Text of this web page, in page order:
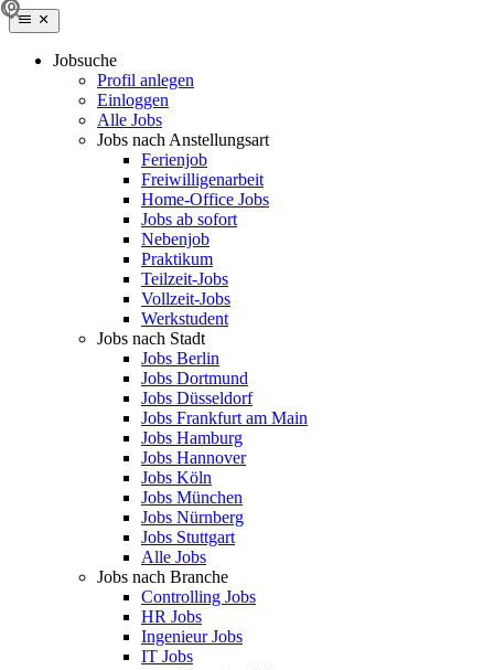
Jobsuche
Profil anlegen
Einloggen
Alle Jobs
Jobs nach Anstellungsart
Ferienjob
Freiwilligenarbeit
Home-Office Jobs
Jobs ab sofort
Nebenjob
Praktikum
Teilzeit-Jobs
Vollzeit-Jobs
Werkstudent
Jobs nach Stadt
Jobs Berlin
Jobs Dortmund
Jobs Düsseldorf
Jobs Frankfurt am Main
Jobs Hamburg
Jobs Hannover
Jobs Köln
Jobs München
Jobs Nürnberg
Jobs Stuttgart
Alle Jobs
Jobs nach Branche
Controlling Jobs
HR Jobs
Ingenieur Jobs
IT Jobs